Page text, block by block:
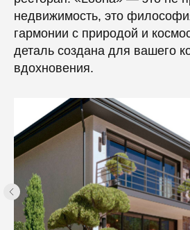
недвижимость, это
гармонии с природой и
деталь создана для вашего
вдохновения.